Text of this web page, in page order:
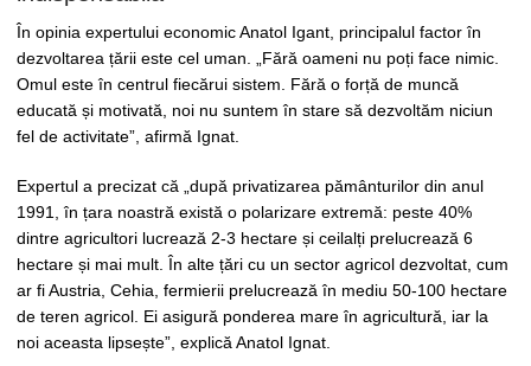
În opinia expertului economic Anatol Igant, principalul factor în
dezvoltarea țării este cel uman. „Fără oameni nu poți face nimic.
Omul este în centrul fiecărui sistem. Fără o forță de muncă
educată și motivată, noi nu suntem în stare să dezvoltăm niciun
fel de activitate”, afirmă Ignat.
Expertul a precizat că „după privatizarea pământurilor din anul
1991, în țara noastră există o polarizare extremă: peste 40%
dintre agricultori lucrează 2-3 hectare și ceilalți prelucrează 6
hectare și mai mult. În alte țări cu un sector agricol dezvoltat, cum
ar fi Austria, Cehia, fermierii prelucrează în mediu 50-100 hectare
de teren agricol. Ei asigură ponderea mare în agricultură, iar la
noi aceasta lipsește”, explică Anatol Ignat.